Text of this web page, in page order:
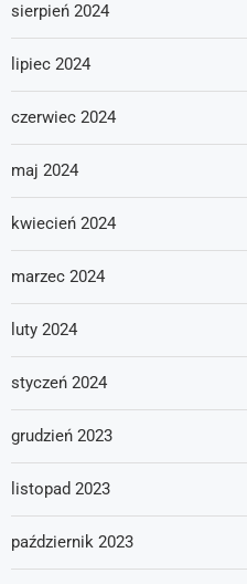
sierpień 2024
lipiec 2024
czerwiec 2024
maj 2024
kwiecień 2024
marzec 2024
luty 2024
styczeń 2024
grudzień 2023
listopad 2023
październik 2023